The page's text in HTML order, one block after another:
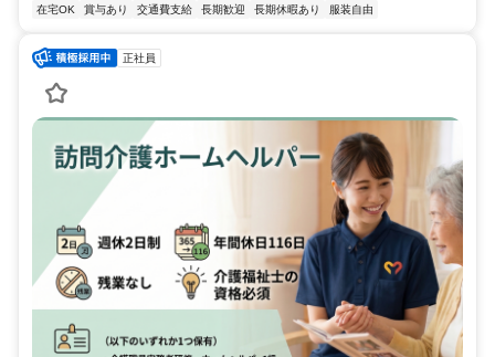
在宅OK
賞与あり 交通費支給 長期歓迎 長期休暇あり 服装自由
正社員